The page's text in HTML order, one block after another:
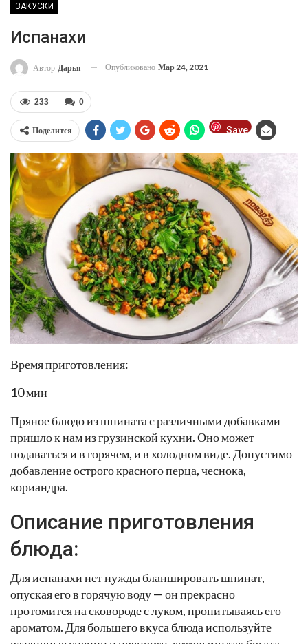
ЗАКУСКИ
Испанахи
Автор Дарья Опубликовано Мар 24, 2021
0
233
Поделится Save
Время приготовления:
10 мин
Пряное блюдо из шпината с различными добавками
пришло к нам из грузинской кухни. Оно может
подаваться и в горячем, и в холодном виде. Допустимо
добавление острого красного перца, чеснока,
кориандра.
Описание приготовления
блюда:
Для испанахи нет нужды бланшировать шпинат,
опуская его в горячую воду — он прекрасно
протомится на сковороде с луком, пропитываясь его
ароматом. Для большего вкуса блюда используйте